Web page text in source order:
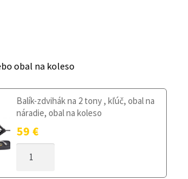
obal na koleso
Balík-zdvihák na 2 tony , kľúč, obal na
náradie, obal na koleso
59 €
DOJAZDOVÉ